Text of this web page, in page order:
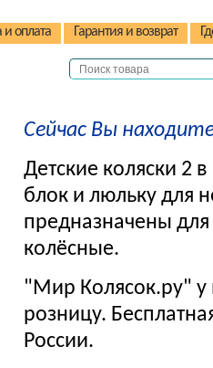
и оплата Гарантия и возврат
Сейчас Вы
Детские коляски 2
блок и люльку для
предназначены для
колёсные.
"Мир Колясок.ру" у
розницу.
России.